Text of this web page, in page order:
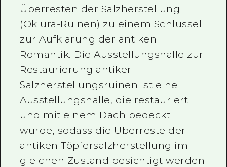
Überresten der Salzherstellung
(Okiura-Ruinen) zu einem Schlüssel
zur Aufklärung der antiken
Romantik. Die Ausstellungshalle zur
Restaurierung antiker
Salzherstellungsruinen ist eine
Ausstellungshalle, die restauriert
und mit einem Dach bedeckt
wurde, sodass die Überreste der
antiken Töpfersalzherstellung im
gleichen Zustand besichtigt werden